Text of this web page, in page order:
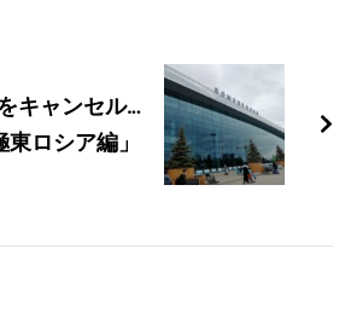
キャンセル…
東ロシア編」